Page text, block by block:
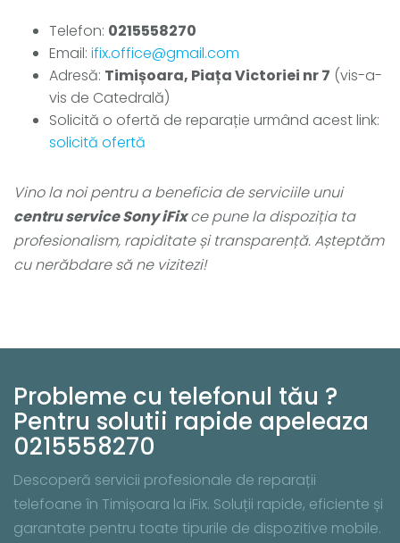
Telefon: 0215558270
Email: ifix.office@gmail.com
Adresă: Timișoara, Piața Victoriei nr 7 (vis-a-
vis de Catedrală)
Solicită o ofertă de reparație urmând acest link:
solicită ofertă
Vino la noi pentru a beneficia de serviciile unui
centru service Sony iFixce pune la dispoziția ta
profesionalism, rapiditate și transparență. Așteptăm
cu nerăbdare să ne vizitezi!
Probleme cu telefonul tău ?
Pentru solutii rapide apeleaza
0215558270
Descoperă servicii profesionale de reparații
telefoane în Timișoara la iFix. Soluții rapide, eficiente și
garantate pentru toate tipurile de dispozitive mobile.